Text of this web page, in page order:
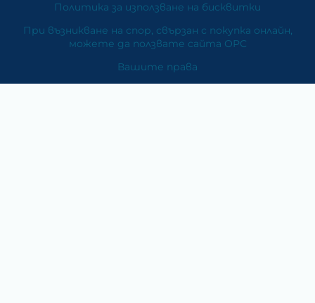
Политика за използване на бисквитки
При възникване на спор, свързан с покупка онлайн,
можете да ползвате сайта ОРС
Вашите права